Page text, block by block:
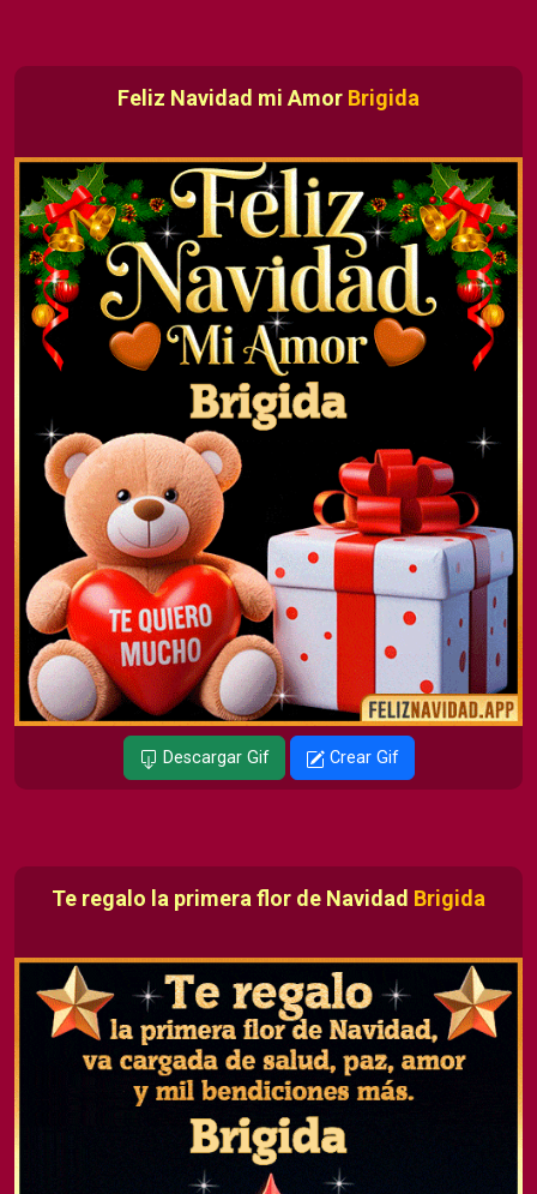
Feliz Navidad mi Amor Brigida
Descargar Gif Crear Gif
Te regalo la primera flor de Navidad Brigida